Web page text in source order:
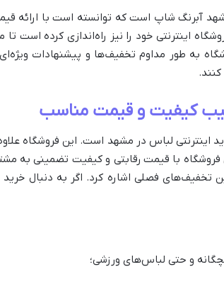
آبرنگ شاپ است که توانسته است با ارائه
اینترنتی خود را نیز راه‌اندازی کرده است
به طور مداوم تخفیف‌ها و پیشنهادات
کیفیت و قیمت مناسب
اینترنتی لباس در مشهد است. این فروشگاه
با قیمت رقابتی و کیفیت تضمینی به
تخفیف‌های فصلی اشاره کرد. اگر به دنبال
و حتی لباس‌های ورزشی؛